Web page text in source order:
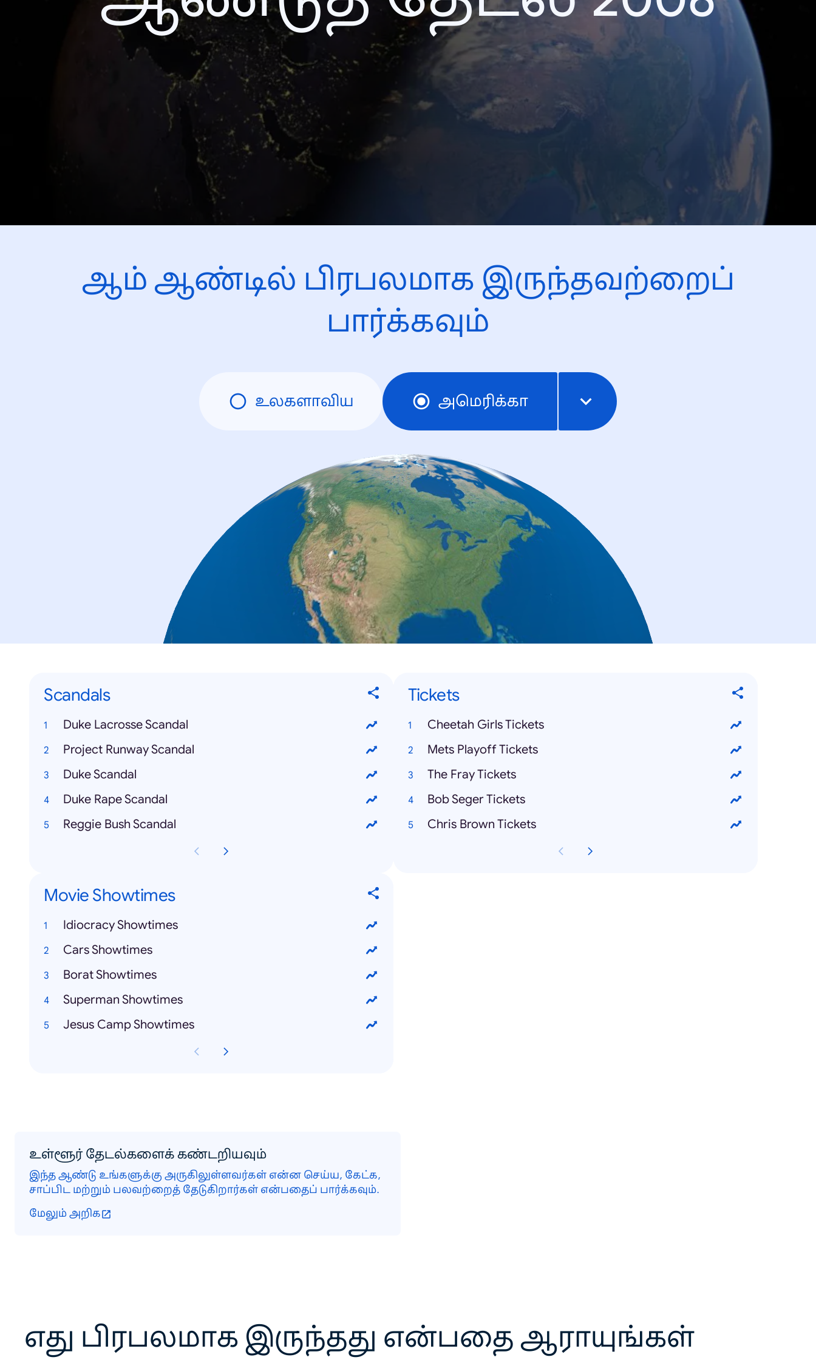
ஆம் ஆண்டில் பிரபலமாக இருந்தவற்றைப்
பார்க்கவும்
உலகளாவிய அமெரிக்கா
Scandals
Duke Lacrosse Scandal
Project Runway Scandal
Duke Scandal
Duke Rape Scandal
Reggie Bush Scandal
Tickets
Cheetah Girls Tickets
Mets Playoff Tickets
The Fray Tickets
Bob Seger Tickets
Chris Brown Tickets
Movie Showtimes
Idiocracy Showtimes
Cars Showtimes
Borat Showtimes
Superman Showtimes
Jesus Camp Showtimes
உள்ளூர் தேடல்களைக் கண்டறியவும்
இந்த ஆண்டு உங்களுக்கு அருகிலுள்ளவர்கள் என்ன செய்ய, கேட்க,
சாப்பிட மற்றும் பலவற்றைத் தேடுகிறார்கள் என்பதைப் பார்க்கவும்.
மேலும் அறிக
எது பிரபலமாக இருந்தது என்பதை ஆராயுங்கள்